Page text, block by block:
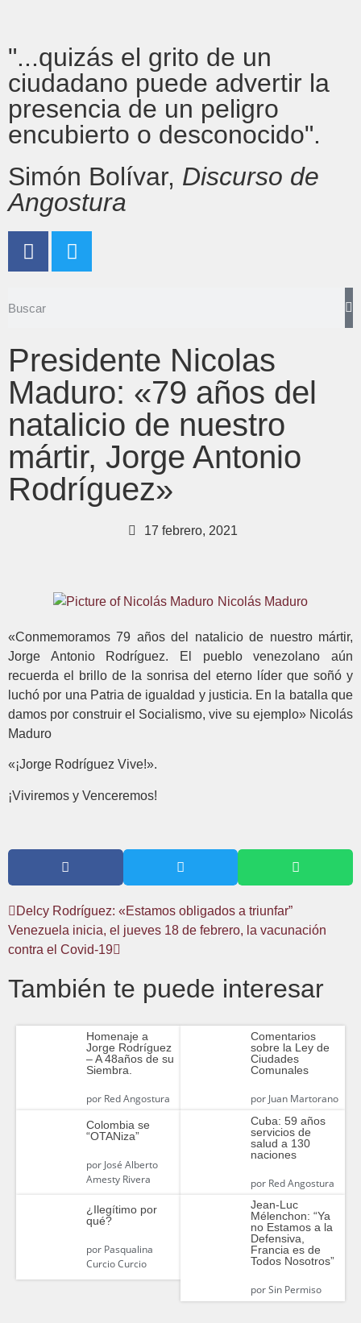
"...quizás el grito de un
ciudadano puede advertir la
presencia de un peligro
encubierto o desconocido".
Simón Bolívar, Discurso de
Angostura
Presidente Nicolas
Maduro: «79 años del
natalicio de nuestro
mártir, Jorge Antonio
Rodríguez»
17 febrero, 2021
Nicolás Maduro
«Conmemoramos 79 años del natalicio de nuestro mártir,
Jorge Antonio Rodríguez. El pueblo venezolano aún
recuerda el brillo de la sonrisa del eterno líder que soñó y
luchó por una Patria de igualdad y justicia. En la batalla que
damos por construir el Socialismo, vive su ejemplo» Nicolás
Maduro
«¡Jorge Rodríguez Vive!».
¡Viviremos y Venceremos!
Delcy Rodríguez: «Estamos obligados a triunfar”
Venezuela inicia, el jueves 18 de febrero, la vacunación
contra el Covid-19
También te puede interesar
Homenaje a
Jorge Rodríguez
– A 48años de su
Siembra.
porRed Angostura
Comentarios
sobre la Ley de
Ciudades
Comunales
porJuan Martorano
Colombia se
“OTANiza”
porJosé Alberto
Amesty Rivera
Cuba: 59 años
servicios de
salud a 130
naciones
porRed Angostura
¿Ilegítimo por
qué?
porPasqualina
Curcio Curcio
Jean-Luc
Mélenchon: “Ya
no Estamos a la
Defensiva,
Francia es de
Todos Nosotros”
porSin Permiso